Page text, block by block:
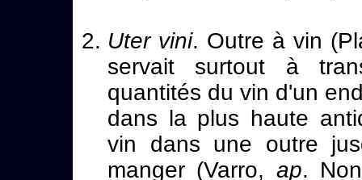
Uter vini. Outre à vin
servait surtout à
quantités du vin d'un
dans la plus haute
vin dans une outre
manger (Varro, ap.